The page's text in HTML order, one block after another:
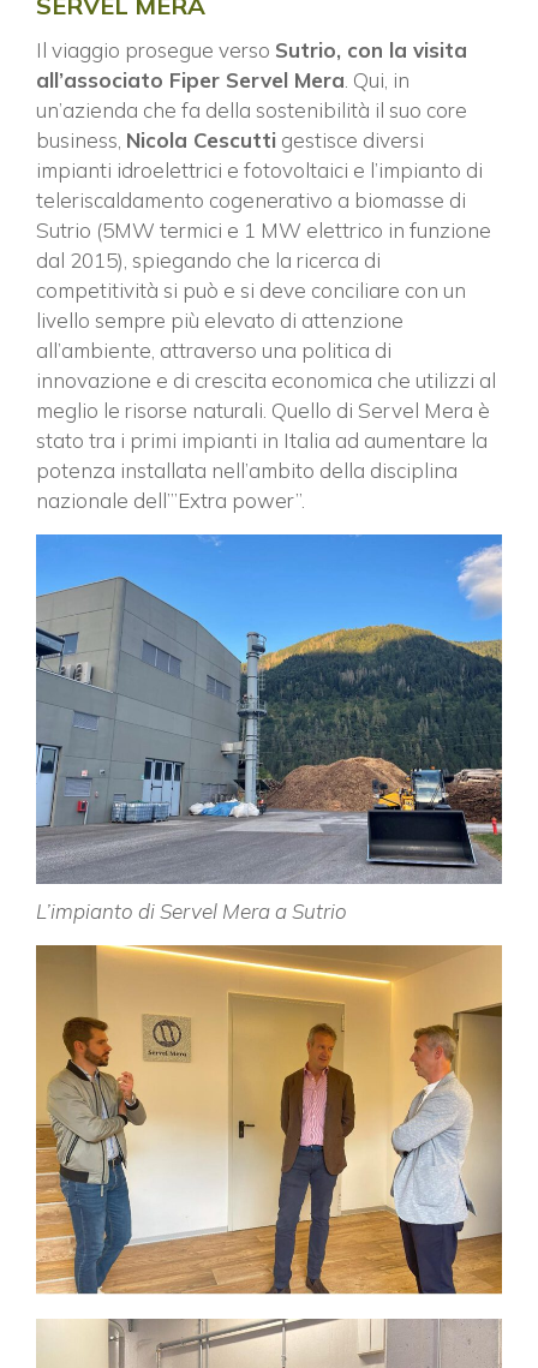
Il viaggio prosegue verso Sutrio, con la visita
all’associato Fiper Servel Mera. Qui, in
un’azienda che fa della sostenibilità il suo core
business, Nicola Cescutti gestisce diversi
impianti idroelettrici e fotovoltaici e l’impianto di
teleriscaldamento cogenerativo a biomasse di
Sutrio (5MW termici e 1 MW elettrico in funzione
dal 2015), spiegando che la ricerca di
competitività si può e si deve conciliare con un
livello sempre più elevato di attenzione
all’ambiente, attraverso una politica di
innovazione e di crescita economica che utilizzi al
meglio le risorse naturali. Quello di Servel Mera è
stato tra i primi impianti in Italia ad aumentare la
potenza installata nell’ambito della disciplina
nazionale dell’”Extra power”.
L’impianto di Servel Mera a Sutrio
Vuoi restare in contatto con
FIPER e ricevere notizie e
aggiornamenti?